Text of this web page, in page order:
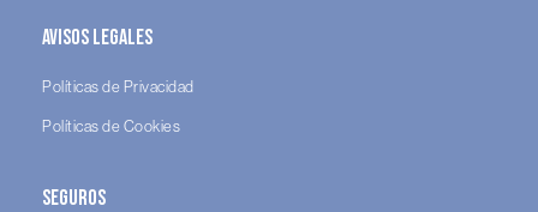
Avisos legales
Políticas de Privacidad
Políticas de Cookies
Seguros